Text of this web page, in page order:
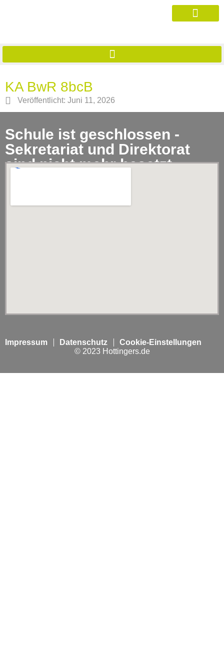
KA BwR 8bcB
Veröffentlicht: Juni 11, 2026
Schule ist geschlossen -
Sekretariat und Direktorat
sind nicht mehr besetzt.
Impressum Datenschutz
Cookie-Einstellungen
© 2023 Hottingers.de